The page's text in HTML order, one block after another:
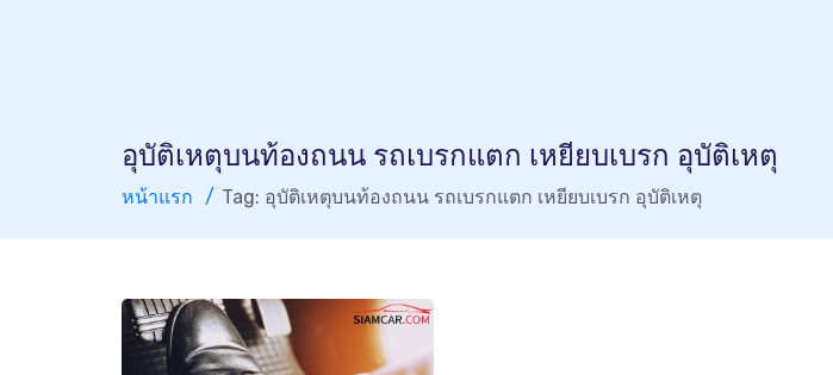
อุบัติเหตุบนท้องถนน รถเบรกแตก เหยียบเบรก อุบัติเหตุ
หน้าแรก Tag: อุบัติเหตุบนท้องถนน รถเบรกแตก เหยียบเบรก อุบัติเหตุ